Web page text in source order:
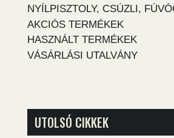
NYÍLPISZTOLY, CSÚZLI,
AKCIÓS TERMÉKEK
HASZNÁLT TERMÉKEK
VÁSÁRLÁSI UTALVÁNY
UTOLSÓ CIKKEK